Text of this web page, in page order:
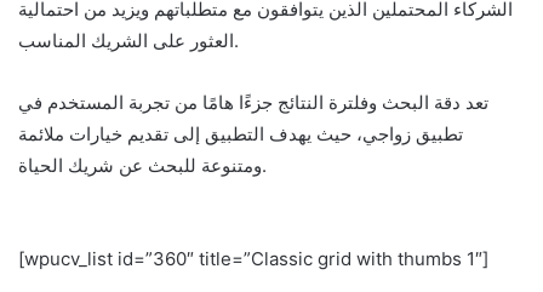
الشركاء المحتملين الذين يتوافقون مع متطلباتهم ويزيد من احتمالية
العثور على الشريك المناسب.
تعد دقة البحث وفلترة النتائج جزءًا هامًا من تجربة المستخدم في
تطبيق زواجي، حيث يهدف التطبيق إلى تقديم خيارات ملائمة
ومتنوعة للبحث عن شريك الحياة.
[wpucv_list id=”360″ title=”Classic grid with thumbs 1″]